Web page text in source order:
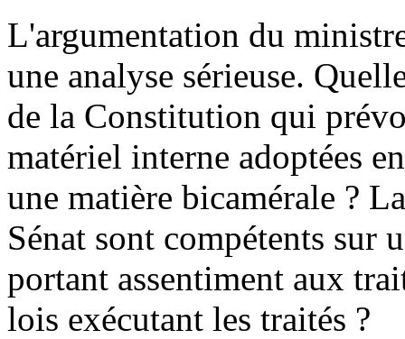
L'argumentation du
une analyse sérieuse.
de la Constitution qui
matériel interne adoptées
une matière bicamérale ?
Sénat sont compétents sur
portant assentiment aux
lois exécutant les traités ?